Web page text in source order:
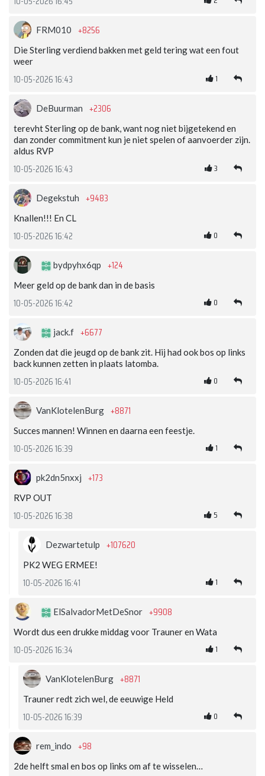
FRM010 +8256
Die Sterling verdiend bakken met geld tering wat een fout
weer
10-05-2026 16:43 1
DeBuurman +2306
terevht Sterling op de bank, want nog niet bijgetekend en
dan zonder commitment kun je niet spelen of aanvoerder zijn.
aldus RVP
10-05-2026 16:43 3
Degekstuh +9483
Knallen!!! En CL
10-05-2026 16:42 0
bydpyhx6qp +124
Meer geld op de bank dan in de basis
10-05-2026 16:42 0
jack.f +6677
Zonden dat die jeugd op de bank zit. Hij had ook bos op links
back kunnen zetten in plaats latomba.
10-05-2026 16:41 0
VanKlotelenBurg +8871
Succes mannen! Winnen en daarna een feestje.
10-05-2026 16:39 1
pk2dn5nxxj +173
RVP OUT
10-05-2026 16:38 5
Dezwartetulp +107620
PK2 WEG ERMEE!
10-05-2026 16:41 1
ElSalvadorMetDeSnor +9908
Wordt dus een drukke middag voor Trauner en Wata
10-05-2026 16:34 1
VanKlotelenBurg +8871
Trauner redt zich wel, de eeuwige Held
10-05-2026 16:39 0
rem_indo +98
2de helft smal en bos op links om af te wisselen…